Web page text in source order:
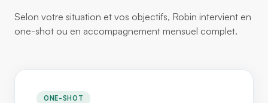
Selon votre situation et vos objectifs, Robin intervient en
one-shot ou en accompagnement mensuel complet.
ONE-SHOT